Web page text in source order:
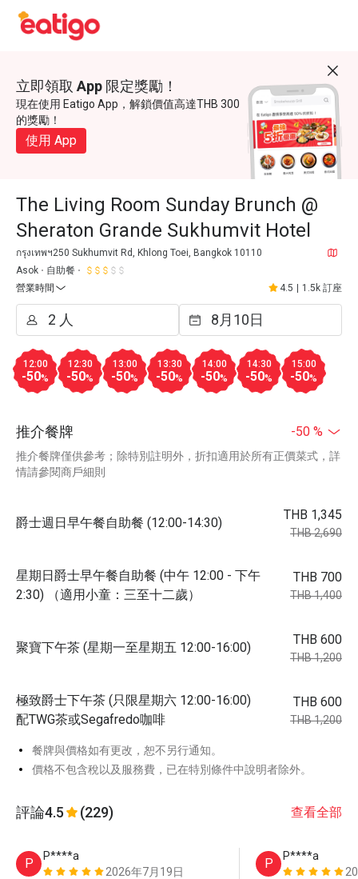
立即領取 App 限定獎勵！
現在使用 Eatigo App，解鎖價值高達THB 300
的獎勵！
使用 App
The Living Room Sunday Brunch @
Sheraton Grande Sukhumvit Hotel
กรุงเทพฯ250 Sukhumvit Rd, Khlong Toei, Bangkok 10110
Asok
自助餐
營業時間
4.5 1.5k 訂座
12:00
-50%
12:30
-50%
13:00
-50%
13:30
-50%
14:00
-50%
14:30
-50%
15:00
-50%
推介餐牌 -50 %
推介餐牌僅供參考；除特別註明外，折扣適用於所有正價菜式，詳
情請參閱商戶細則
爵士週日早午餐自助餐 (12:00-14:30)
THB 1,345
THB 2,690
星期日爵士早午餐自助餐 (中午 12:00 - 下午
2:30) （適用小童：三至十二歲）
THB 700
THB 1,400
聚寶下午茶 (星期一至星期五 12:00-16:00)
THB 600
THB 1,200
極致爵士下午茶 (只限星期六 12:00-16:00)
配TWG茶或Segafredo咖啡
THB 600
THB 1,200
餐牌與價格如有更改，恕不另行通知。
價格不包含稅以及服務費，已在特別條件中說明者除外。
評論4.5 (229) 查看全部
P
P****a
2026年7月19日
P
P****a